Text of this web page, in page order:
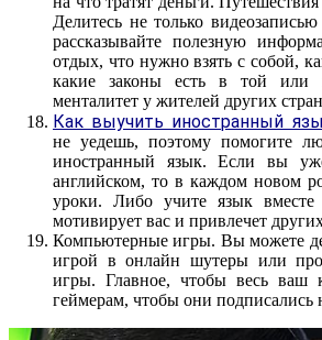
Делитесь не только
рассказывайте полезную
отдых, что нужно взять с собой,
какие законы есть в той или
менталитет у жителей других
Как выучить иностранный
не уедешь, поэтому помогите
иностранный язык. Если вы уже
английском, то в каждом новом
уроки. Либо учите язык
мотивирует вас и привлечет
Компьютерные игры. Вы можете
игрой в онлайн шутеры или
игры. Главное, чтобы весь ваш
геймерам, чтобы они подписались